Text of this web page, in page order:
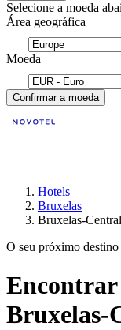
Selecione a moeda
Área geográfica
Moeda
Confirmar a moeda
Hotels
Bruxelas
Bruxelas-Central
O seu próximo destino
Bruxelas-